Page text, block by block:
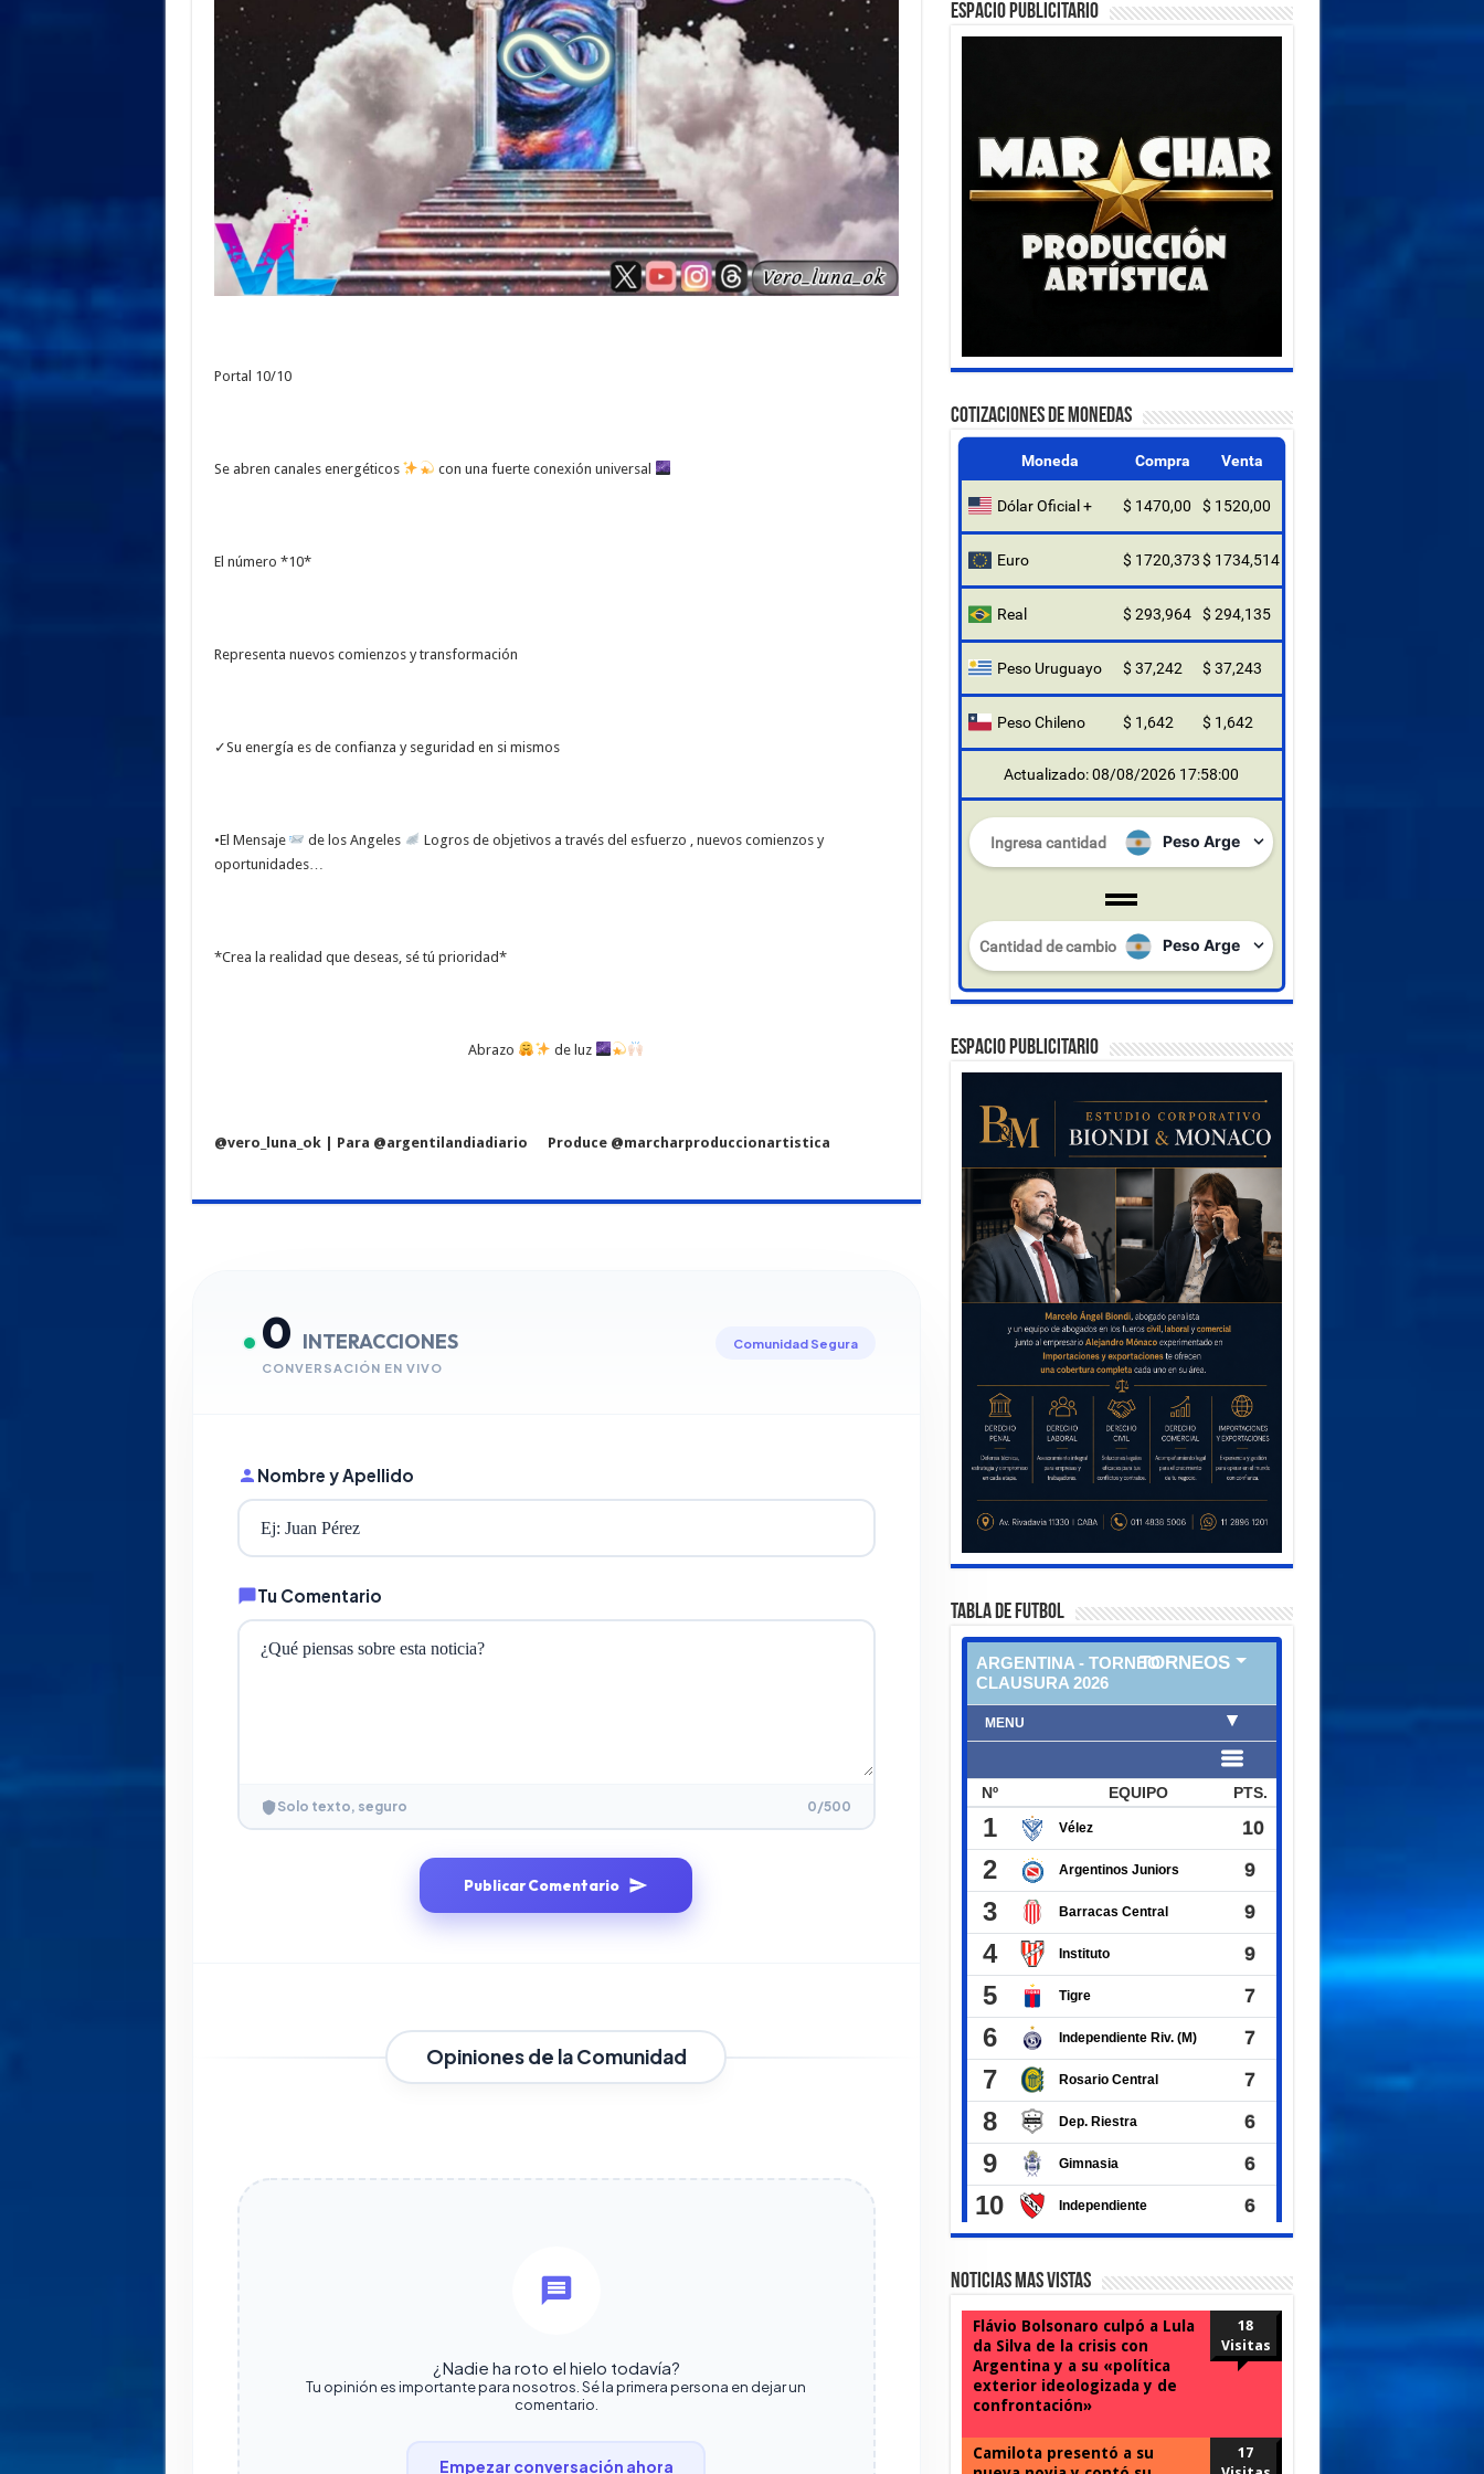
Portal 10/10
Se abren canales energéticos con una fuerte conexión universal
El número *10*
Representa nuevos comienzos y transformación
✓Su energía es de confianza y seguridad en si mismos
•El Mensaje de los Angeles
Logros de objetivos a través del esfuerzo , nuevos comienzos y
oportunidades…
*Crea la realidad que deseas, sé tú prioridad*
Abrazo de luz
@vero_luna_ok | Para @argentilandiadiario Produce @marcharproduccionartistica
0 INTERACCIONES
CONVERSACIÓN EN VIVO
Comunidad Segura
Nombre y Apellido
Tu Comentario
Solo texto, seguro 0/500
Publicar Comentario
Opiniones de la Comunidad
¿Nadie ha roto el hielo todavía?
Tu opinión es importante para nosotros. Sé la primera persona en dejar un
comentario.
Empezar conversación ahora
ESPACIO PUBLICITARIO
COTIZACIONES DE MONEDAS
Moneda Compra Venta
Dólar Oficial + $ 1470,00 $ 1520,00
Euro $ 1720,373$ 1734,514
Real $ 293,964 $ 294,135
Peso Uruguayo $ 37,242 $ 37,243
Peso Chileno $ 1,642 $ 1,642
Actualizado: 08/08/2026 17:58:00
ESPACIO PUBLICITARIO
TABLA DE FUTBOL
Noticias Mas Vistas
Flávio Bolsonaro culpó a Lula
da Silva de la crisis con
Argentina y a su «política
exterior ideologizada y de
confrontación»
18
Visitas
Camilota presentó a su
17